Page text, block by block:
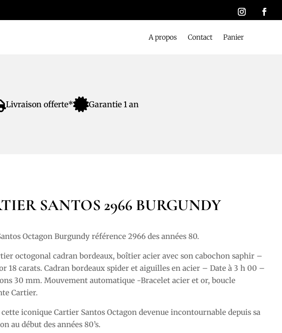
A propos Contact Panier
Livraison offerte*Garantie 1 an
SANTOS 2966 BURGUNDY
Octagon Burgundy référence 2966 des années 80.
octogonal cadran bordeaux, boîtier acier avec son cabochon saphir –
18 carats. Cadran bordeaux spider et aiguilles en acier – Date à 3 h 00 –
30 mm. Mouvement automatique -Bracelet acier et or, boucle
Cartier.
iconique Cartier Santos Octagon devenue incontournable depuis sa
au début des années 80’s.